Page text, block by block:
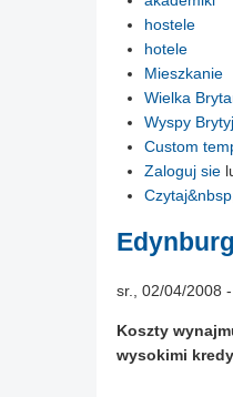
hostele
hotele
Mieszkanie
Wielka
Wyspy
Custom
Zaloguj sie
sr., 02/04/2008
Koszty
wysokimi